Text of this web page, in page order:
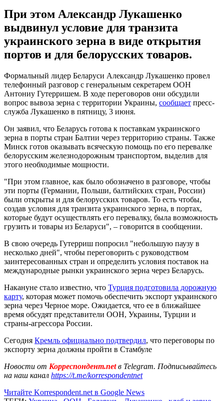
При этом Александр Лукашенко
выдвинул условие для транзита
украинского зерна в виде открытия
портов и для белорусских товаров.
Формальный лидер Беларуси Александр Лукашенко провел
телефонный разговор с генеральным секретарем ООН
Антониу Гутерришем. В ходе переговоров они обсудили
вопрос вывоза зерна с территории Украины, сообщает пресс-
служба Лукашенко в пятницу, 3 июня.
Он заявил, что Беларусь готова к поставкам украинского
зерна в порты стран Балтии через территорию страны. Также
Минск готов оказывать всяческую помощь по его перевалке
белорусским железнодорожным транспортом, выделив для
этого необходимые мощности.
"При этом главное, как было обозначено в разговоре, чтобы
эти порты (Германии, Польши, балтийских стран, России)
были открыты и для белорусских товаров. То есть чтобы,
создав условия для транзита украинского зерна, в портах,
которые будут осуществлять его перевалку, была возможность
грузить и товары из Беларуси", – говорится в сообщении.
В свою очередь Гутерриш попросил "небольшую паузу в
несколько дней", чтобы переговорить с руководством
заинтересованных стран и определить условия поставок на
международные рынки украинского зерна через Беларусь.
Накануне стало известно, что Турция подготовила дорожную
карту, которая может помочь обеспечить экспорт украинского
зерна через Черное море. Ожидается, что ее в ближайшее
время обсудят представители ООН, Украины, Турции и
страны-агрессора России.
Сегодня Кремль официально подтвердил, что переговоры по
экспорту зерна должны пройти в Стамбуле
Новости от Корреспондент.netв Telegram. Подписывайтесь
на наш канал https://t.me/korrespondentnet
Читайте Korrespondent.net в Google News